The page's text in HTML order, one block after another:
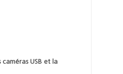
USB et la